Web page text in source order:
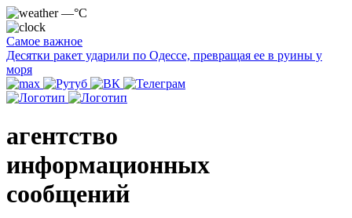
—°C
Самое важное
Десятки ракет ударили по Одессе, превращая ее в руины у
моря
агентство
информационных
сообщений